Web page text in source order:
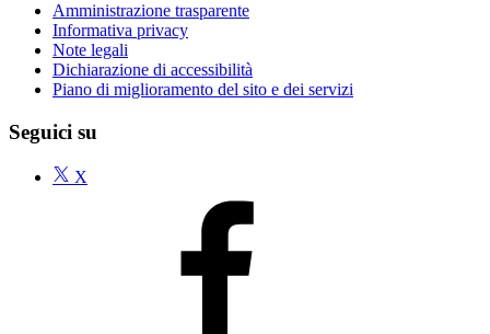
Amministrazione trasparente
Informativa privacy
Note legali
Dichiarazione di accessibilità
Piano di miglioramento del sito e dei servizi
Seguici su
X